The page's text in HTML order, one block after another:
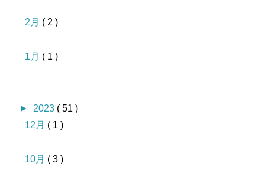
2月 ( 2 )
1月 ( 1 )
► 2023 ( 51 )
12月 ( 1 )
10月 ( 3 )